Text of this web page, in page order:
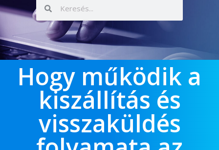
Hogy működik a
kiszállítás és
visszaküldés